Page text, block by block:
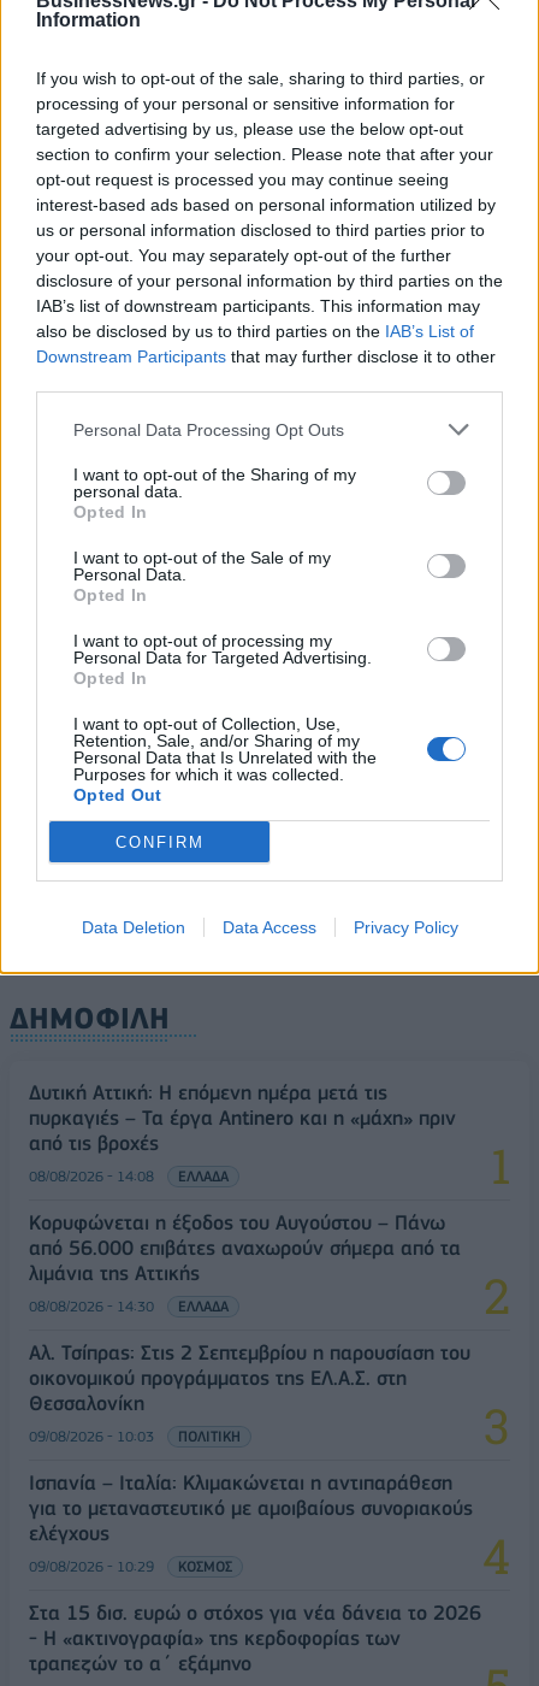
Information
If you wish to opt-out of the sale, sharing to third parties, or
processing of your personal or sensitive information for
targeted advertising by us, please use the below opt-out
section to confirm your selection. Please note that after your
opt-out request is processed you may continue seeing
interest-based ads based on personal information utilized by
us or personal information disclosed to third parties prior to
your opt-out. You may separately opt-out of the further
disclosure of your personal information by third parties on the
IAB’s list of downstream participants. This information may
also be disclosed by us to third parties on the IAB’s List of
Downstream Participants that may further disclose it to other
Personal Data Processing Opt Outs
I want to opt-out of the Sharing of my
personal data.
Opted In
I want to opt-out of the Sale of my
Personal Data.
Opted In
I want to opt-out of processing my
Personal Data for Targeted Advertising.
Opted In
I want to opt-out of Collection, Use,
Retention, Sale, and/or Sharing of my
Personal Data that Is Unrelated with the
Purposes for which it was collected.
Opted Out
CONFIRM
Data Deletion Data Access Privacy Policy
Πειραιά – Περίπου 60.000 ταξίδεψαν Παρασκευή
και Σάββατο
09/08/2026 - 12:33 ΕΛΛΑΔΑ
Από τη Δυτική Αττική στη Νότια Γαλλία : Οι εμπειρίες
Ελλήνων και Γάλλων πυροσβεστών από τα πύρινα
μέτωπα
09/08/2026 - 12:08 ΚΟΣΜΟΣ
Δεύτερη πηγή εισοδήματος για τους επαγγελματίες
ψαράδες ο αλιευτικός τουρισμός
09/08/2026 - 12:08 ΤΟΥΡΙΣΜΟΣ
διασφαλίζει την ανάπτυξη, την ασφάλεια και
καλύτερους μισθούς
09/08/2026 - 11:43 ΠΟΛΙΤΙΚΗ
πινακίδων κυκλοφορίας - Τέλος στις χρονοβόρες
διαδικασίες
Στα 15 δισ. ευρώ ο στόχος για νέα δάνεια το 2026
τραπεζών το α΄ εξάμηνο
09/08/2026 - 10:52 ΤΡΑΠΕΖΕΣ
Ισπανία – Ιταλία: Κλιμακώνεται η αντιπαράθεση για
το μεταναστευτικό με αμοιβαίους συνοριακούς
09/08/2026 - 10:29 ΚΟΣΜΟΣ
ΟΛΕΣ ΟΙ ΕΙΔΗΣΕΙΣ
ΔΗΜΟΦΙΛΗ
Δυτική Αττική: Η επόμενη ημέρα μετά τις
πυρκαγιές – Τα έργα Antinero και η «μάχη» πριν
από τις βροχές
08/08/2026 - 14:08 ΕΛΛΑΔΑ
Κορυφώνεται η έξοδος του Αυγούστου – Πάνω
από 56.000 επιβάτες αναχωρούν σήμερα από τα
λιμάνια της Αττικής
08/08/2026 - 14:30 ΕΛΛΑΔΑ
Αλ. Τσίπρας: Στις 2 Σεπτεμβρίου η παρουσίαση του
οικονομικού προγράμματος της ΕΛ.Α.Σ. στη
Θεσσαλονίκη
09/08/2026 - 10:03 ΠΟΛΙΤΙΚΗ
Ισπανία – Ιταλία: Κλιμακώνεται η αντιπαράθεση
για το μεταναστευτικό με αμοιβαίους συνοριακούς
ελέγχους
09/08/2026 - 10:29 ΚΟΣΜΟΣ
Στα 15 δισ. ευρώ ο στόχος για νέα δάνεια το 2026
- Η «ακτινογραφία» της κερδοφορίας των
τραπεζών το α΄ εξάμηνο